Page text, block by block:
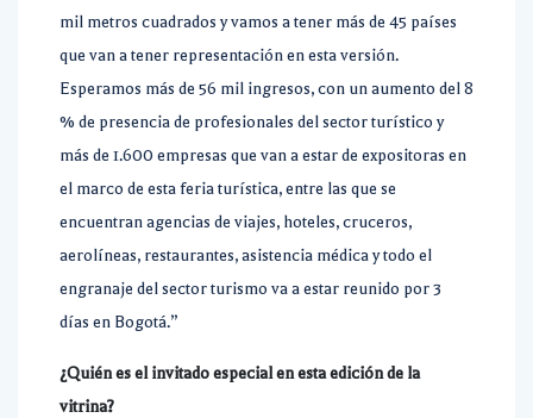
mil metros cuadrados y vamos a tener más de 45 países
que van a tener representación en esta versión.
Esperamos más de 56 mil ingresos, con un aumento del 8
% de presencia de profesionales del sector turístico y
más de 1.600 empresas que van a estar de expositoras en
el marco de esta feria turística, entre las que se
encuentran agencias de viajes, hoteles, cruceros,
aerolíneas, restaurantes, asistencia médica y todo el
engranaje del sector turismo va a estar reunido por 3
días en Bogotá.”
¿Quién es el invitado especial en esta edición de la
vitrina?